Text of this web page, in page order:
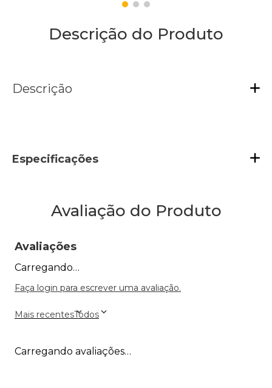
Descrição do Produto
Descrição
Especificações
Avaliação do Produto
Avaliações
Carregando…
Faça login para escrever uma avaliação.
Mais recentesTodos
Carregando avaliações…